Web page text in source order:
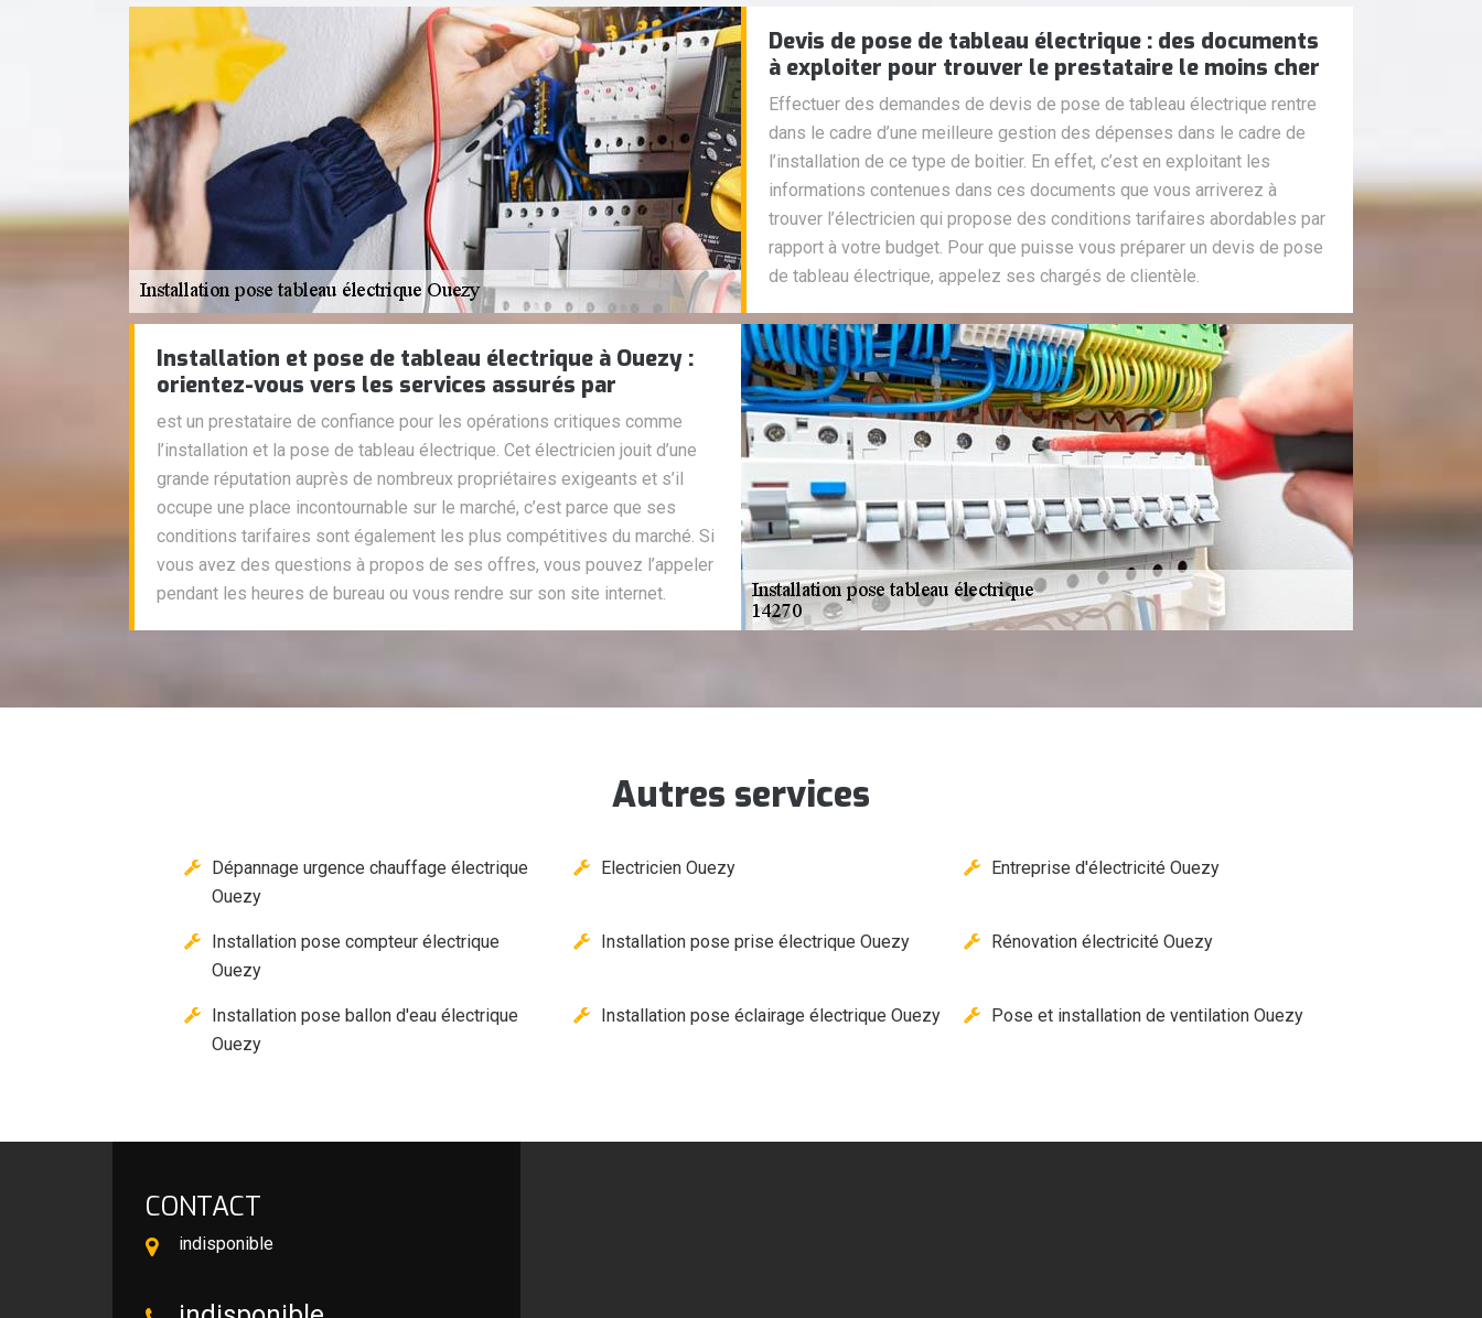
Devis de pose de tableau électrique : des documents
à exploiter pour trouver le prestataire le moins cher
Effectuer des demandes de devis de pose de tableau électrique rentre
dans le cadre d’une meilleure gestion des dépenses dans le cadre de
l’installation de ce type de boitier. En effet, c’est en exploitant les
informations contenues dans ces documents que vous arriverez à
trouver l’électricien qui propose des conditions tarifaires abordables par
rapport à votre budget. Pour que puisse vous préparer un devis de pose
de tableau électrique, appelez ses chargés de clientèle.
Installation et pose de tableau électrique à Ouezy :
orientez-vous vers les services assurés par
est un prestataire de confiance pour les opérations critiques comme
l’installation et la pose de tableau électrique. Cet électricien jouit d’une
grande réputation auprès de nombreux propriétaires exigeants et s’il
occupe une place incontournable sur le marché, c’est parce que ses
conditions tarifaires sont également les plus compétitives du marché. Si
vous avez des questions à propos de ses offres, vous pouvez l’appeler
pendant les heures de bureau ou vous rendre sur son site internet.
Autres services
Dépannage urgence chauffage électrique
Ouezy
Electricien Ouezy Entreprise d'électricité Ouezy
Installation pose compteur électrique
Ouezy
Installation pose prise électrique Ouezy Rénovation électricité Ouezy
Installation pose ballon d'eau électrique
Ouezy
Installation pose éclairage électrique Ouezy Pose et installation de ventilation Ouezy
CONTACT
indisponible